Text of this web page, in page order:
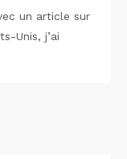
un article sur
Unis, j’ai